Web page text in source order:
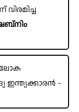
വിരമിച്ച
ലോക
ഇന്ത്യക്കാരൻ -